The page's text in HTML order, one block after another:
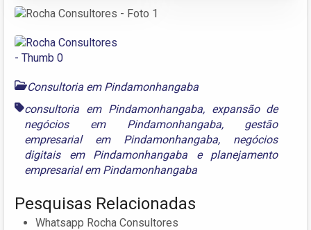
Consultoria em Pindamonhangaba
consultoria em Pindamonhangaba, expansão de
negócios em Pindamonhangaba, gestão
empresarial em Pindamonhangaba, negócios
digitais em Pindamonhangaba e planejamento
empresarial em Pindamonhangaba
Pesquisas Relacionadas
Whatsapp Rocha Consultores